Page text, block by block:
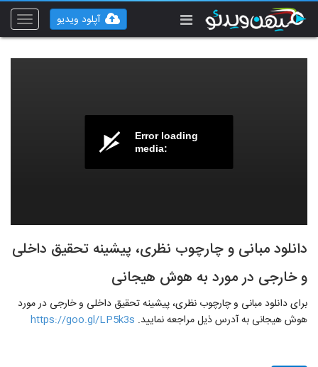
Toggle
آپلود ویدیو
Error loading
media:
دانلود مبانی و چارچوب نظری، پیشینه تحقیق داخلی
و خارجی در مورد به هوش هیجانی
برای دانلود مبانی و چارچوب نظری، پیشینه تحقیق داخلی و خارجی در مورد
هوش هیجانی به آدرس ذیل مراجعه نمایید. https://goo.gl/LP5k3s